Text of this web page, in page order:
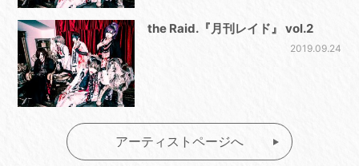
the Raid.『月刊レイド』 vol.2
2019.09.24
アーティストページへ